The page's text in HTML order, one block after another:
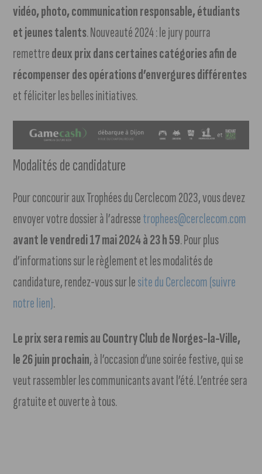
vidéo, photo, communication responsable, étudiants
et jeunes talents. Nouveauté 2024 : le jury pourra
remettredeux prix dans certaines catégories afin de
récompenser des opérations d’envergures différentes
et féliciter les belles initiatives.
Modalités de candidature
Pour concourir aux Trophées du Cerclecom 2023, vous devez
envoyer votre dossier à l’adressetrophees@cerclecom.com
avant le vendredi 17 mai 2024 à 23 h 59. Pour plus
d’informations sur le règlement et les modalités de
candidature, rendez-vous sur lesite du Cerclecom (suivre
notre lien).
Le prix sera remis au Country Club de Norges-la-Ville,
le 26 juin prochain, à l’occasion d’une soirée festive, qui se
veut rassembler les communicants avant l’été. L’entrée sera
gratuite et ouverte à tous.